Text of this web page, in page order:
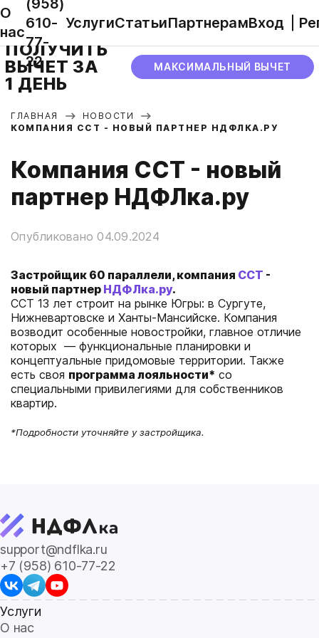
О
нас
610-
77-
22
УслугиСтатьиПартнерамВход
ПОЛУЧИТЬ
ВЫЧЕТ ЗА
1 ДЕНЬ
МАКСИМАЛЬНЫЙ ВЫЧЕТ
ГЛАВНАЯ
НОВОСТИ
КОМПАНИЯ ССТ - НОВЫЙ ПАРТНЕР НДФЛКА.РУ
Компания ССТ - новый
партнер НДФЛка.ру
Опубликовано 04.09.2024
Застройщик 60 параллели, компания ССТ -
новый партнер НДФЛка.ру.
ССТ 13 лет строит на рынке Югры: в Сургуте,
Нижневартовске и Ханты-Мансийске. Компания
возводит особенные новостройки, главное отличие
которых — функциональные планировки и
концептуальные придомовые территории. Также
есть своя программа лояльности* со
специальными привилегиями для собственников
квартир.
*Подробности уточняйте у застройщика.
support@ndflka.ru
+7 (958) 610-77-22
Услуги
О нас